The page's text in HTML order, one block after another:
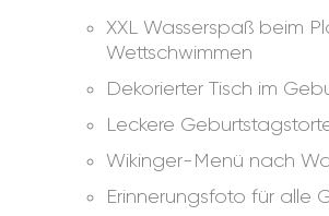
XXL Wasserspaß beim
Wettschwimmen
Dekorierter Tisch im
Leckere
Wikinger-Menü nach
Erinnerungsfoto für alle